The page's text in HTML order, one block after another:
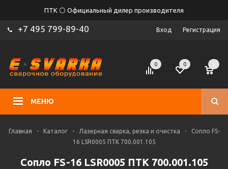
ПТК ⚪ Официальный дилер производителя
+7 495 799-89-40 Вход Регистрация
МЕНЮ
0 0
Главная - Каталог - Лазерная сварка, резка и очистка -
Сопло FS-
16 LSR0005 ПТК 700.001.105
Сопло FS-16 LSR0005 ПТК 700.001.105